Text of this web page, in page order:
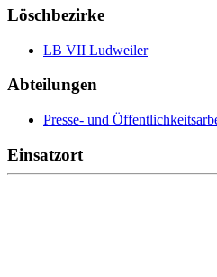
Löschbezirke
LB VII Ludweiler
Abteilungen
Presse- und
Einsatzort